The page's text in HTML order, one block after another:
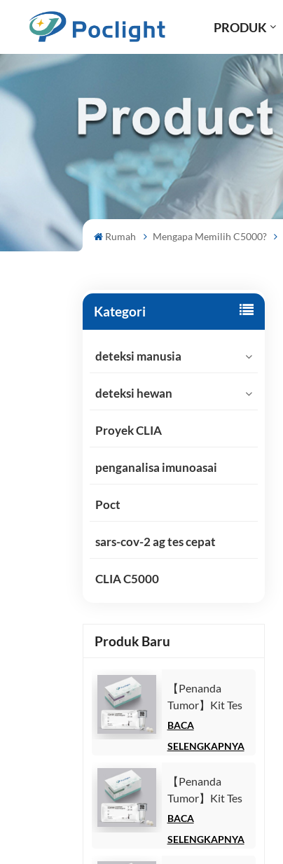
PRODUK
Rumah Mengapa Memilih C5000?
Kategori
deteksi manusia
deteksi hewan
Proyek CLIA
penganalisa imunoasai
Poct
sars-cov-2 ag tes cepat
CLIA C5000
Produk Baru
【Penanda
Tumor】Kit Tes
Antigen
(CA125)
Kemiluminesensi
Homogen)
BACA
SELENGKAPNYA
【Penanda
Tumor】Kit Tes
Antigen
9 (CA19-9)
BACA
SELENGKAPNYA